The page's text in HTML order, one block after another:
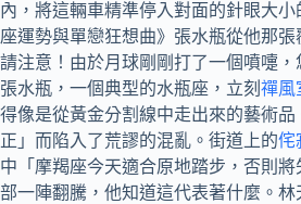
內，將這輛車精準停入對面的針眼大
座運勢與單戀狂想曲》張水瓶從他那
請注意！由於月球剛剛打了一個噴嚏
張水瓶，一個典型的水瓶座，立刻 禪風
得像是從黃金分割線中走出來的藝術
正」而陷入了荒謬的混亂。街道上的侘
中「摩羯座今天適合原地踏步，否則
部一陣翻騰，他知道這代表著什麼。